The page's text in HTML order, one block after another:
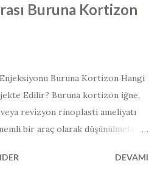
Buruna Kortizon
Buruna Kortizon Hangi
Edilir? Buruna kortizon iğne,
revizyon rinoplasti ameliyatı
bir araç olarak düşünülmelidir.
sonrası ve 3 ay sonraki burun
DEVAMI